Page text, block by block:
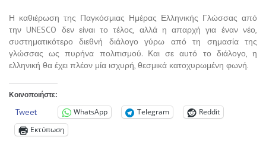
Η καθιέρωση της Παγκόσμιας Ημέρας Ελληνικής Γλώσσας από
την UNESCO δεν είναι το τέλος, αλλά η απαρχή για έναν νέο,
συστηματικότερο διεθνή διάλογο γύρω από τη σημασία της
γλώσσας ως πυρήνα πολιτισμού. Και σε αυτό το διάλογο, η
ελληνική θα έχει πλέον μία ισχυρή, θεσμικά κατοχυρωμένη φωνή.
Κοινοποιήστε:
Tweet WhatsApp Telegram
Reddit
Εκτύπωση